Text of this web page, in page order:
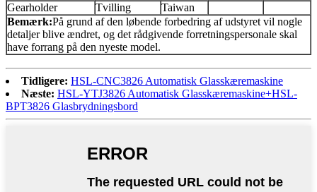
Gearholder
Tvilling
Taiwan
Bemærk:På grund af den løbende forbedring af udstyret vil nogle
detaljer blive ændret, og det rådgivende forretningspersonale skal
have forrang på den nyeste model.
Tidligere: HSL-CNC3826 Automatisk Glasskæremaskine
Næste: HSL-YTJ3826 Automatisk Glasskæremaskine+HSL-
BPT3826 Glasbrydningsbord